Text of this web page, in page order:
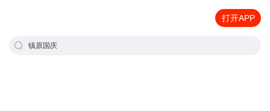
打开APP
镇原国庆